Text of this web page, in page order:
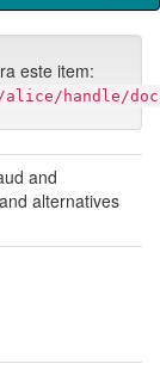
este item:
handle/doc/
and
alternatives